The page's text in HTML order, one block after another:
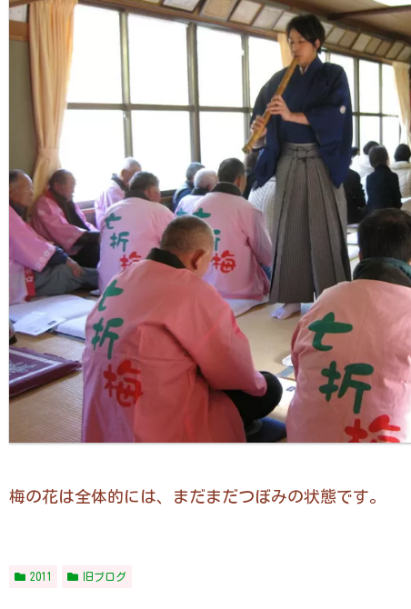
梅の花は全体的には、まだまだつぼみの状態です。
2011 旧ブログ